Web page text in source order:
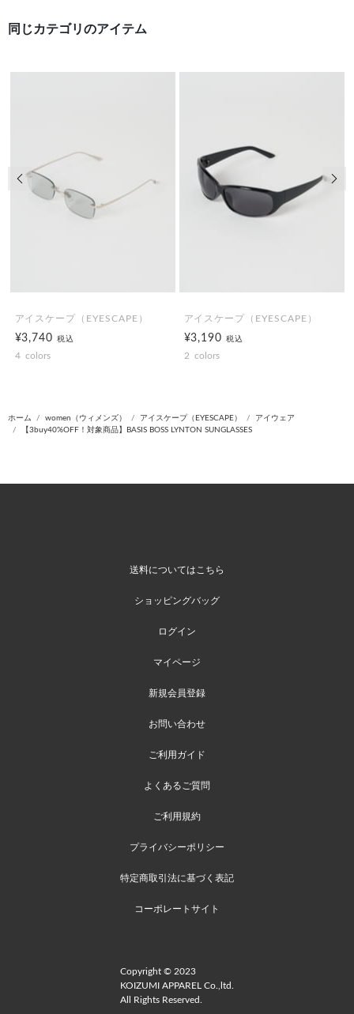
同じカテゴリのアイテム
アイスケープ（EYESCAPE）
¥3,740税込
4 colors
アイスケープ（EYESCAPE）
¥3,190税込
2 colors
前の画像
ホーム women（ウィメンズ） アイスケープ（EYESCAPE）
アイウェア
【3buy40%OFF！対象商品】BASIS BOSS LYNTON SUNGLASSES
送料についてはこちら
ショッピングバッグ
ログイン
マイページ
新規会員登録
お問い合わせ
ご利用ガイド
よくあるご質問
ご利用規約
プライバシーポリシー
特定商取引法に基づく表記
コーポレートサイト
Copyright © 2023
KOIZUMI APPAREL Co.,ltd.
All Rights Reserved.